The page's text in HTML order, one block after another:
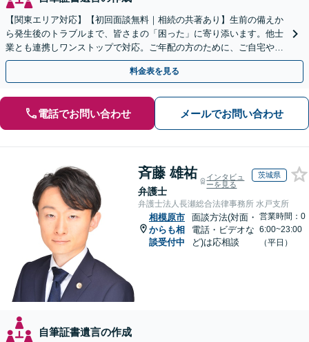
【関東エリア対応】【初回面談無料｜相続の共著あり】生前の備えか
ら発生後のトラブルまで、皆さまの「困った」に寄り添います。他士
業とも連携しワンストップで対応。ご年配の方のために、ご自宅やご
近所への出張相談も実施【秘密厳守｜休日・夜間相談可】
料金表を見る
電話でお問い合わせ メールでお問い合わせ
斉藤 雄祐
弁護士
インタビュ
ーを見る
茨城県
弁護士法人長瀬総合法律事務所 水戸支所
相模原市
からも相
談受付中
面談方法(対面・
電話・ビデオな
ど)は応相談
営業時間：0
6:00~23:00
（平日）
自筆証書遺言の作成